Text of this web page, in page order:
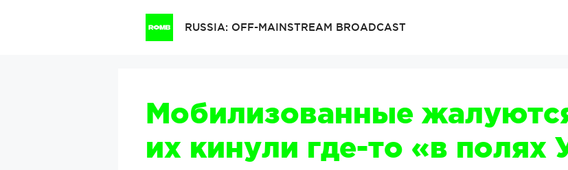
RUSSIA: OFF-MAINSTREAM BROADCAST
Мобилизованные
их кинули где-то «в полях